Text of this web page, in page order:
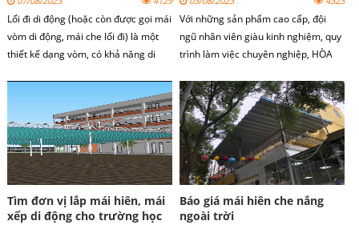
Lối đi di động (hoặc còn được gọi mái
vòm di động, mái che lối đi) là một
thiết kế dạng vòm, có khả năng di
Với những sản phẩm cao cấp, đội
ngũ nhân viên giàu kinh nghiệm, quy
trình làm việc chuyên nghiệp, HÒA
tốt nhất, làm hài lòng tất cả quý
khách hàng.
Tìm đơn vị lắp mái hiên, mái
xếp di động cho trường học
Báo giá mái hiên che nắng
ngoài trời